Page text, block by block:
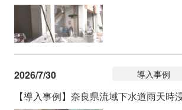
2026/7/30 導入事例
【導入事例】奈良県流域下水道雨天時